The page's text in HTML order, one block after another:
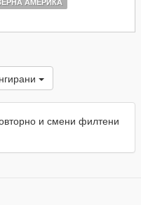
и смени филтени